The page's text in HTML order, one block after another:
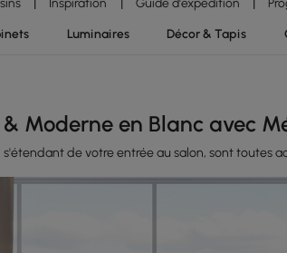
| | |
Luminaires Décor & Tapis
Moderne en Blanc avec
de votre entrée au salon, sont toutes